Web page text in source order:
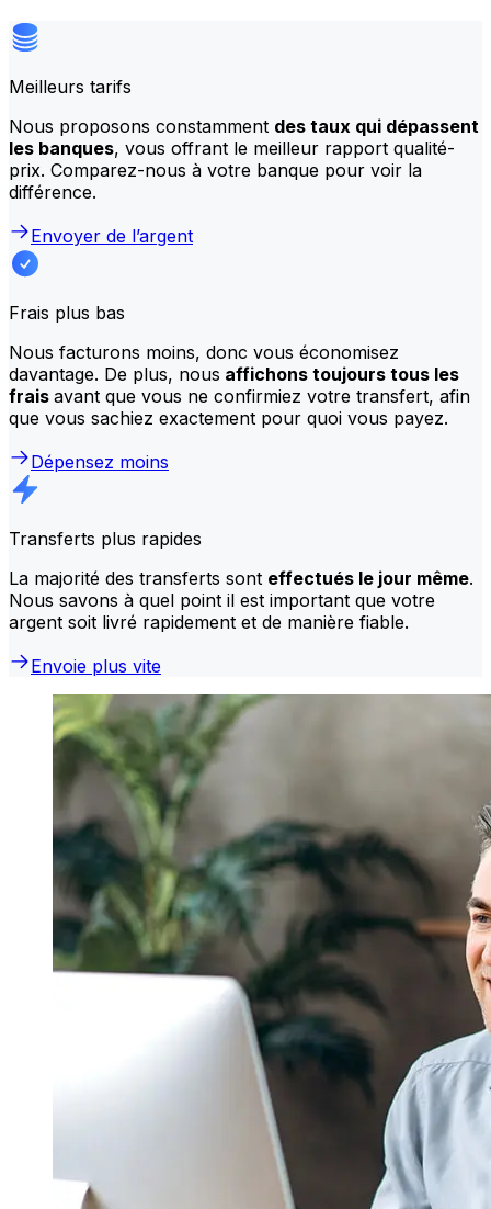
Meilleurs tarifs
Nous proposons constamment des taux qui dépassent
les banques, vous offrant le meilleur rapport qualité-
prix. Comparez-nous à votre banque pour voir la
différence.
Envoyer de l’argent
Frais plus bas
Nous facturons moins, donc vous économisez
davantage. De plus, nous affichons toujours tous les
frais avant que vous ne confirmiez votre transfert, afin
que vous sachiez exactement pour quoi vous payez.
Dépensez moins
Transferts plus rapides
La majorité des transferts sont effectués le jour même.
Nous savons à quel point il est important que votre
argent soit livré rapidement et de manière fiable.
Envoie plus vite